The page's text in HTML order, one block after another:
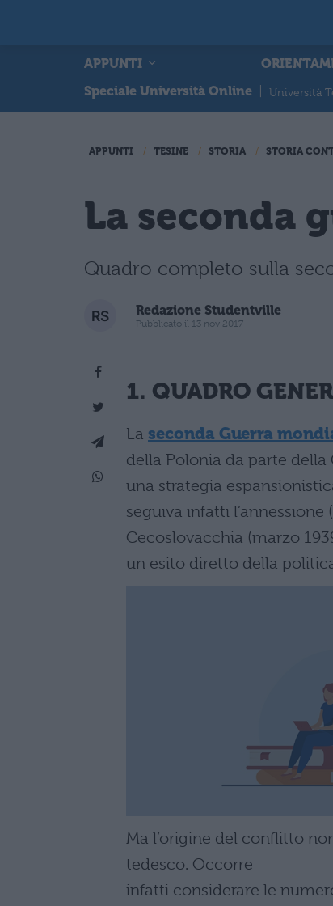
APPUNTI
Speciale Università Online
Università
APPUNTI TESINE STORIA STORIA
La seconda
Quadro completo sulla
Redazione Studentville
Pubblicato il 13 nov 2017
1. QUADRO
La seconda Guerra
della Polonia da parte
una strategia
seguiva infatti l’annessione
Cecoslovacchia (marzo
un esito diretto della
Ma l’origine del conflitto
tedesco. Occorre
infatti considerare le